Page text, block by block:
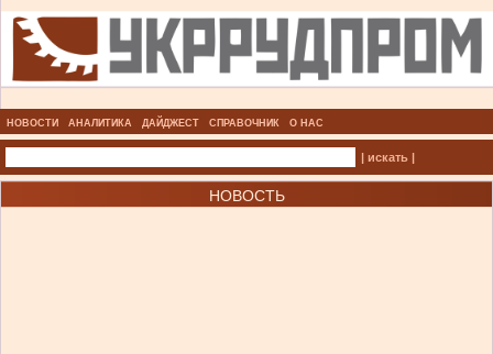
НОВОСТИ АНАЛИТИКА ДАЙДЖЕСТ СПРАВОЧНИК О НАС
| искать |
НОВОСТЬ